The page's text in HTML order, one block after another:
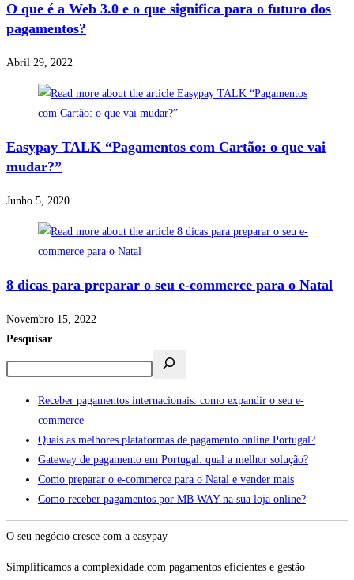
O que é a Web 3.0 e o que significa para o futuro dos
pagamentos?
Abril 29, 2022
Easypay TALK “Pagamentos com Cartão: o que vai
mudar?”
Junho 5, 2020
8 dicas para preparar o seu e-commerce para o Natal
Novembro 15, 2022
Pesquisar
Receber pagamentos internacionais: como expandir o seu e-
commerce
Quais as melhores plataformas de pagamento online Portugal?
Gateway de pagamento em Portugal: qual a melhor solução?
Como preparar o e-commerce para o Natal e vender mais
Como receber pagamentos por MB WAY na sua loja online?
O seu negócio cresce com a easypay
Simplificamos a complexidade com pagamentos eficientes e gestão